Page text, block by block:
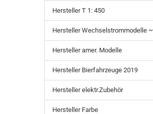
Hersteller T 1: 450
Hersteller Wechselstrommodelle ~
Hersteller amer. Modelle
Hersteller Bierfahrzeuge 2019
Hersteller elektr.Zubehör
Hersteller Farbe